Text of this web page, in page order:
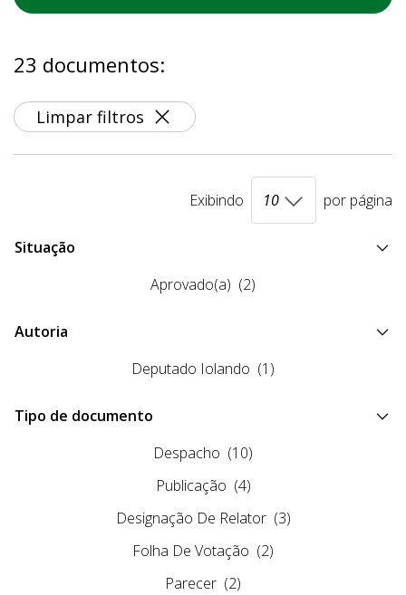
23 documentos:
Limpar filtros
Exibindo por página
Situação
Aprovado(a) (2)
Autoria
Deputado Iolando (1)
Tipo de documento
Despacho (10)
Publicação (4)
Designação De Relator (3)
Folha De Votação (2)
Parecer (2)